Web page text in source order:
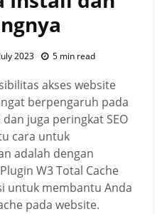
2023 5 min read
akses website
berpengaruh pada
juga peringkat SEO
cara untuk
adalah dengan
W3 Total Cache
untuk membantu Anda
pada website.